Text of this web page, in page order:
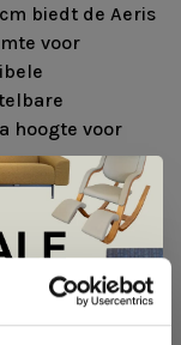
biedt de Aeris
voor
hoogte voor
is